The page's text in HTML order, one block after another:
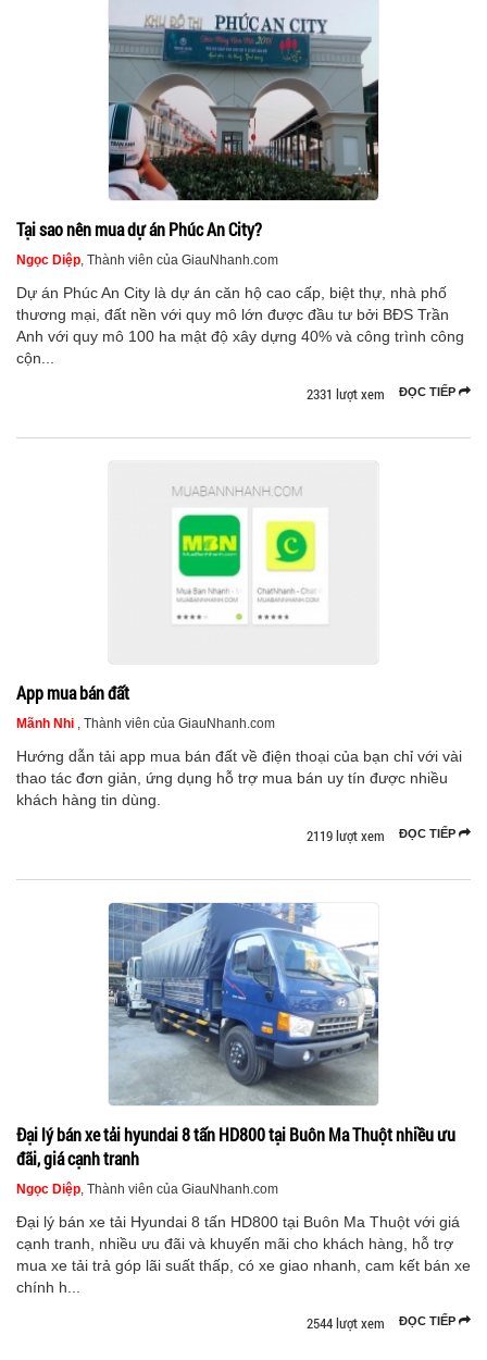
Tại sao nên mua dự án Phúc An City?
Ngọc Diệp, Thành viên của GiauNhanh.com
Dự án Phúc An City là dự án căn hộ cao cấp, biệt thự, nhà phố
thương mại, đất nền với quy mô lớn được đầu tư bởi BĐS Trần
Anh với quy mô 100 ha mật độ xây dựng 40% và công trình công
cộn...
ĐỌC TIẾP
2331 lượt xem
App mua bán đất
Mãnh Nhi , Thành viên của GiauNhanh.com
Hướng dẫn tải app mua bán đất về điện thoại của bạn chỉ với vài
thao tác đơn giản, ứng dụng hỗ trợ mua bán uy tín được nhiều
khách hàng tin dùng.
ĐỌC TIẾP
2119 lượt xem
Đại lý bán xe tải hyundai 8 tấn HD800 tại Buôn Ma Thuột nhiều ưu
đãi, giá cạnh tranh
Ngọc Diệp, Thành viên của GiauNhanh.com
Đại lý bán xe tải Hyundai 8 tấn HD800 tại Buôn Ma Thuột với giá
cạnh tranh, nhiều ưu đãi và khuyến mãi cho khách hàng, hỗ trợ
mua xe tải trả góp lãi suất thấp, có xe giao nhanh, cam kết bán xe
chính h...
ĐỌC TIẾP
2544 lượt xem